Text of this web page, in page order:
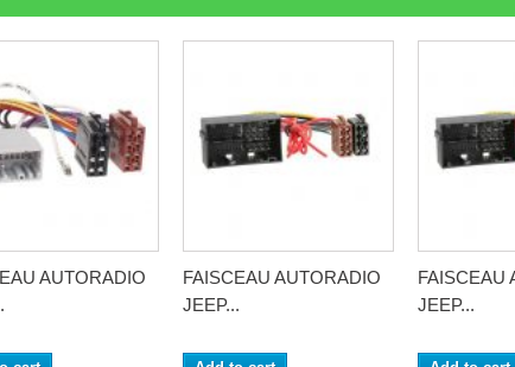
AUTORADIO
FAISCEAU AUTORADIO
JEEP...
FAISCEAU
JEEP...